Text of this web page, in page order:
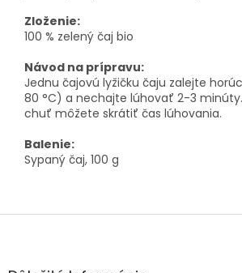
Zloženie:
100 % zelený čaj bio
Návod na prípravu:
Jednu čajovú lyžičku čaju zalejte
80 °C) a nechajte lúhovať 2-3
chuť môžete skrátiť čas lúhovania.
Balenie:
Sypaný čaj, 100 g
Z